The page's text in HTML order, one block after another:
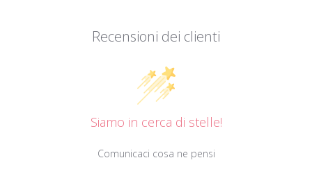
Recensioni dei clienti
Siamo in cerca di stelle!
Comunicaci cosa ne pensi